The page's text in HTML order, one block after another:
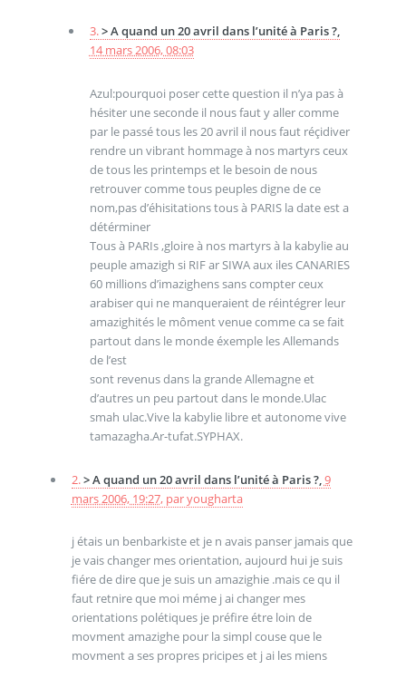
3.> A quand un 20 avril dans l’unité à Paris ?,
14 mars 2006, 08:03
Azul:pourquoi poser cette question il n’ya pas à
hésiter une seconde il nous faut y aller comme
par le passé tous les 20 avril il nous faut réçidiver
rendre un vibrant hommage à nos martyrs ceux
de tous les printemps et le besoin de nous
retrouver comme tous peuples digne de ce
nom,pas d’éhisitations tous à PARIS la date est a
détérminer
Tous à PARIs ,gloire à nos martyrs à la kabylie au
peuple amazigh si RIF ar SIWA aux iles CANARIES
60 millions d’imazighens sans compter ceux
arabiser qui ne manqueraient de réintégrer leur
amazighités le môment venue comme ca se fait
partout dans le monde éxemple les Allemands
de l’est
sont revenus dans la grande Allemagne et
d’autres un peu partout dans le monde.Ulac
smah ulac.Vive la kabylie libre et autonome vive
tamazagha.Ar-tufat.SYPHAX.
2.> A quand un 20 avril dans l’unité à Paris ?,9
mars 2006, 19:27, paryougharta
j étais un benbarkiste et je n avais panser jamais que
je vais changer mes orientation, aujourd hui je suis
fiére de dire que je suis un amazighie .mais ce qu il
faut retnire que moi méme j ai changer mes
orientations polétiques je préfire étre loin de
movment amazighe pour la simpl couse que le
movment a ses propres pricipes et j ai les miens